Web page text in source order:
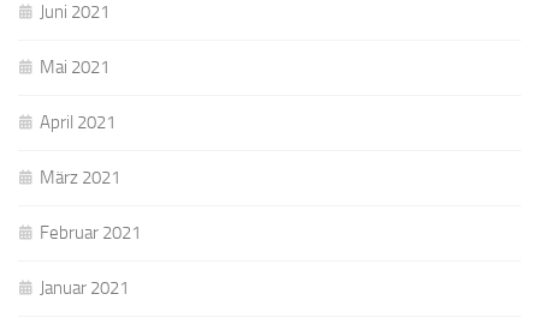
Juni 2021
Mai 2021
April 2021
März 2021
Februar 2021
Januar 2021